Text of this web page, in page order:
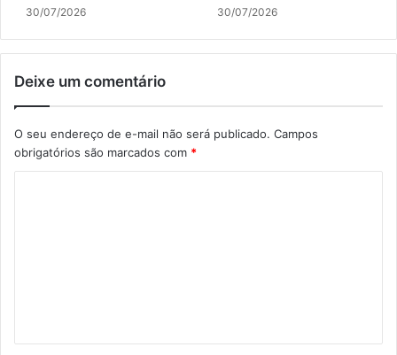
30/07/2026 30/07/2026
Deixe um comentário
O seu endereço de e-mail não será publicado. Campos
obrigatórios são marcados com *
á